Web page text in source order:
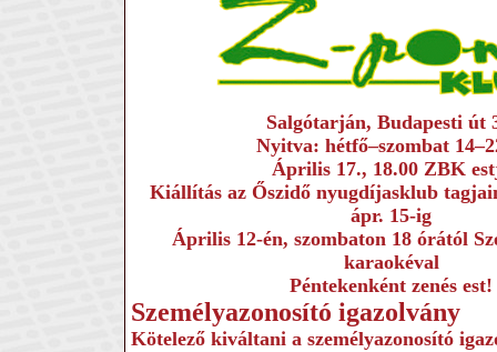
Salgótarján, Budapesti út
Nyitva: hétfő–szombat
Április 17., 18.00 ZBK
Kiállítás az Őszidő nyugdíjasklub
ápr. 15-ig
Április 12-én, szombaton 18 órától
karaokéval
Péntekenként zenés est!
Személyazonosító igazolvány
Kötelező kiváltani a személyazonosító